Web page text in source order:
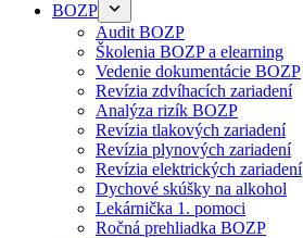
BOZP
Audit BOZP
Školenia BOZP a elearning
Vedenie dokumentácie BOZP
Revízia zdvíhacích zariadení
Analýza rizík BOZP
Revízia tlakových zariadení
Revízia plynových zariadení
Revízia elektrických zariadení
Dychové skúšky na alkohol
Lekárnička 1. pomoci
Ročná prehliadka BOZP